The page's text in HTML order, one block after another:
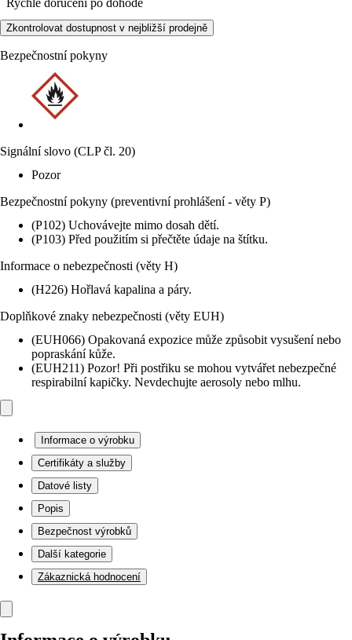
Rychlé doručení po dohodě
Zkontrolovat dostupnost v nejbližší prodejně
Bezpečnostní pokyny
Signální slovo (CLP čl. 20)
Pozor
Bezpečnostní pokyny (preventivní prohlášení - věty P)
(P102) Uchovávejte mimo dosah dětí.
(P103) Před použitím si přečtěte údaje na štítku.
Informace o nebezpečnosti (věty H)
(H226) Hořlavá kapalina a páry.
Doplňkové znaky nebezpečnosti (věty EUH)
(EUH066) Opakovaná expozice může způsobit vysušení nebo
popraskání kůže.
(EUH211) Pozor! Při postřiku se mohou vytvářet nebezpečné
respirabilní kapičky. Nevdechujte aerosoly nebo mlhu.
Informace o výrobku
Certifikáty a služby
Datové listy
Popis
Bezpečnost výrobků
Další kategorie
Zákaznická hodnocení